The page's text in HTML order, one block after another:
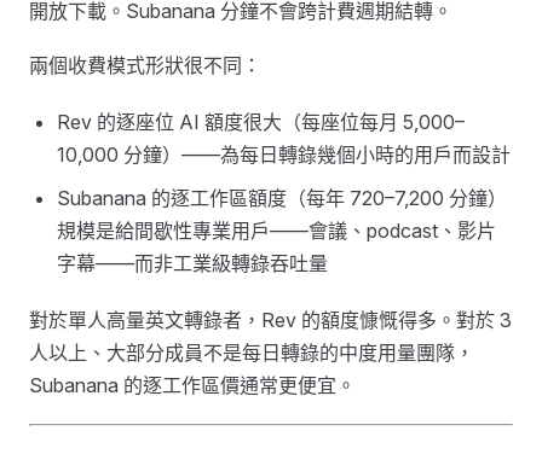
開放下載。Subanana 分鐘不會跨計費週期結轉。
兩個收費模式形狀很不同：
Rev 的逐座位 AI 額度很大（每座位每月 5,000–
10,000 分鐘）——為每日轉錄幾個小時的用戶而設計
Subanana 的逐工作區額度（每年 720–7,200 分鐘）
規模是給間歇性專業用戶——會議、podcast、影片
字幕——而非工業級轉錄吞吐量
對於單人高量英文轉錄者，Rev 的額度慷慨得多。對於 3
人以上、大部分成員不是每日轉錄的中度用量團隊，
Subanana 的逐工作區價通常更便宜。